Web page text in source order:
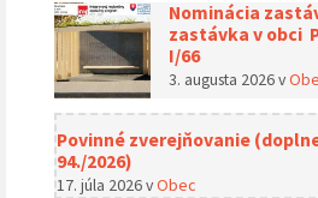
Nominácia
zastávka v obci
I/66
3. augusta 2026v
Povinné zverejňovanie
94./2026)
17. júla 2026vObec